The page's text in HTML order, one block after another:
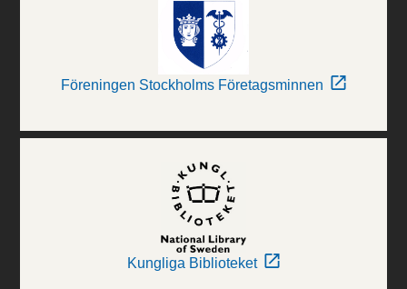
Föreningen Stockholms Företagsminnen
Kungliga Biblioteket